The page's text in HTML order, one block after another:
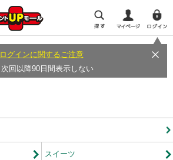
ログインに関するご注意
次回以降90日間表示しない
スイーツ